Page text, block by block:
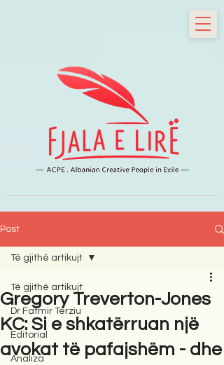
Post
Të gjithë artikujt
Dr Fatmir Terziu
Editorial
Analiza
Të gjithë artikujt
Gregory Treverton-Jones
KC: Si e shkatërruan një
avokat të pafajshëm - dhe